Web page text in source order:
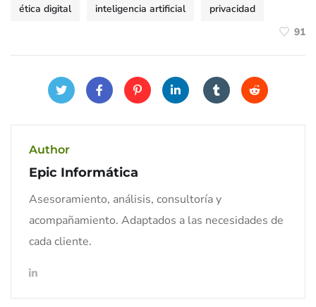
ética digital
inteligencia artificial
privacidad
91
Author
Epic Informática
Asesoramiento, análisis, consultoría y
acompañamiento. Adaptados a las necesidades de
cada cliente.